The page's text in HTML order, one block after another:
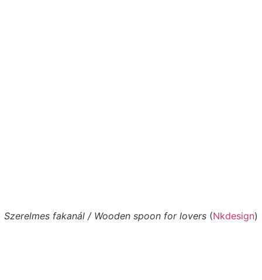
Szerelmes fakanál / Wooden spoon for lovers (Nkdesign)